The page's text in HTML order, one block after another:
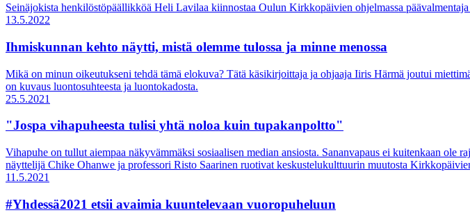
Seinäjokista henkilöstöpäällikköä Heli Lavilaa kiinnostaa Oulun Kirkkopäivien ohjelmassa
13.5.2022
Ihmiskunnan kehto näytti, mistä olemme tulossa ja minne menossa
Mikä on minun oikeutukseni tehdä tämä elokuva? Tätä käsikirjoittaja ja ohjaaja Iiris Härmä joutui
on kuvaus luontosuhteesta ja luontokadosta.
25.5.2021
"Jospa vihapuheesta tulisi yhtä noloa kuin tupakanpoltto"
Vihapuhe on tullut aiempaa näkyvämmäksi sosiaalisen median ansiosta. Sananvapaus ei kuitenkaan
näyttelijä Chike Ohanwe ja professori Risto Saarinen ruotivat keskustelukulttuurin muutosta
11.5.2021
#Yhdessä2021 etsii avaimia kuuntelevaan vuoropuheluun